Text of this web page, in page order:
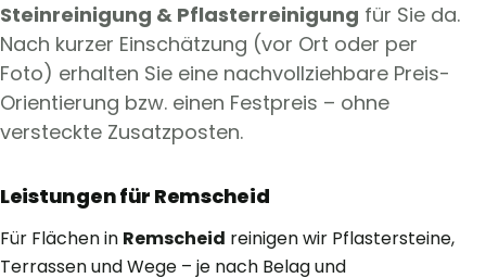
Steinreinigung & Pflasterreinigung für Sie da.
Nach kurzer Einschätzung (vor Ort oder per
Foto) erhalten Sie eine nachvollziehbare Preis-
Orientierung bzw. einen Festpreis – ohne
versteckte Zusatzposten.
Leistungen für Remscheid
Für Flächen in Remscheid reinigen wir Pflastersteine,
Terrassen und Wege – je nach Belag und